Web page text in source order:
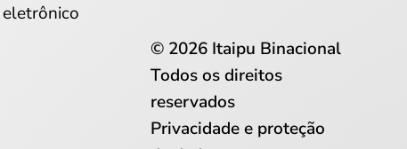
© 2026 Itaipu Binacional
Todos os direitos
reservados
Privacidade e proteção